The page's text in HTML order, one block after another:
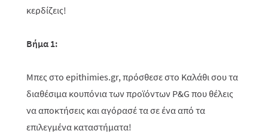
κερδίζεις!
Βήμα 1:
Μπες στο epithimies.gr, πρόσθεσε στο Καλάθι σου τα
διαθέσιμα κουπόνια των προϊόντων P&G που θέλεις
να αποκτήσεις και αγόρασέ τα σε ένα από τα
επιλεγμένα καταστήματα!